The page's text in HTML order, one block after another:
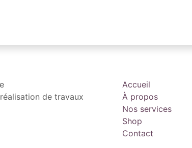
de travaux
Accueil
À propos
Nos services
Shop
Contact